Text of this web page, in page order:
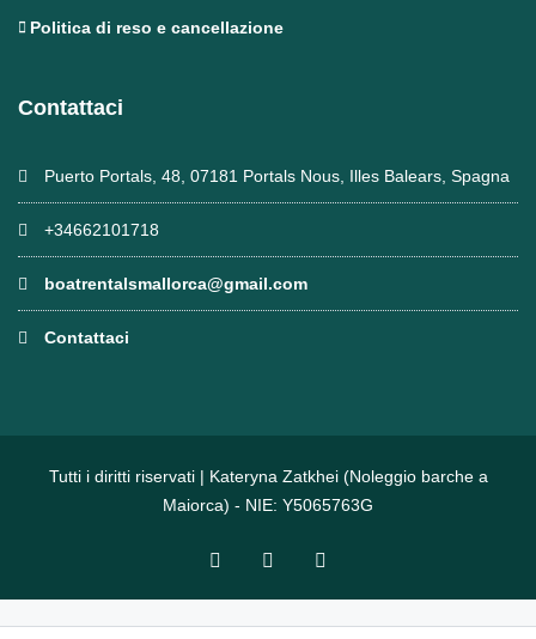
Politica di reso e cancellazione
Contattaci
Puerto Portals, 48, 07181 Portals Nous, Illes Balears, Spagna
+34662101718
boatrentalsmallorca@gmail.com
Contattaci
Tutti i diritti riservati | Kateryna Zatkhei (Noleggio barche a
Maiorca) - NIE: Y5065763G